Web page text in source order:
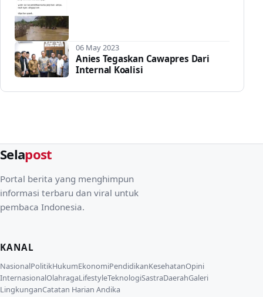
06 May 2023
Anies Tegaskan Cawapres Dari
Internal Koalisi
Selapost
Portal berita yang menghimpun
informasi terbaru dan viral untuk
pembaca Indonesia.
KANAL
NasionalPolitikHukumEkonomiPendidikanKesehatanOpini
InternasionalOlahragaLifestyleTeknologiSastraDaerahGaleri
LingkunganCatatan Harian Andika